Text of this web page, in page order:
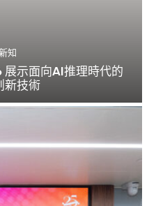
知
示面向AI推理時代的
新技術